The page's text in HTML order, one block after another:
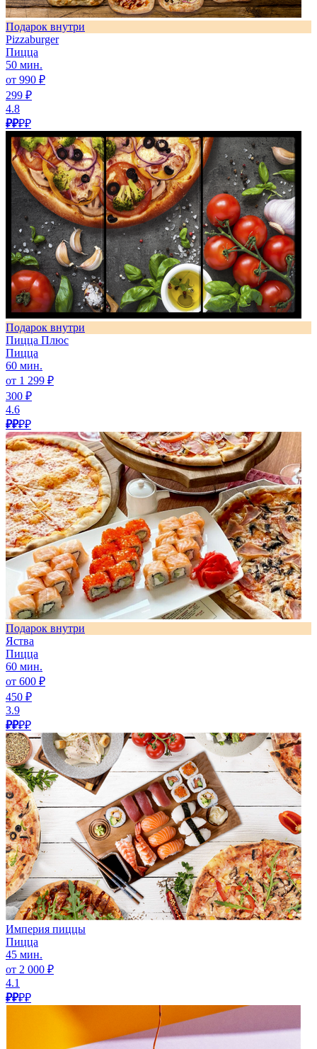
Подарок внутри
Pizzaburger
Пицца
50 мин.
от 990 ₽
299 ₽
4.8
₽₽₽₽
Подарок внутри
Пицца Плюс
Пицца
60 мин.
от 1 299 ₽
300 ₽
4.6
₽₽₽₽
Подарок внутри
Яства
Пицца
60 мин.
от 600 ₽
450 ₽
3.9
₽₽₽₽
Империя пиццы
Пицца
45 мин.
от 2 000 ₽
4.1
₽₽₽₽